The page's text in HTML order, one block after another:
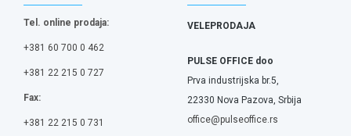
Tel. online prodaja:
+381 60 700 0 462
+381 22 215 0 727
Fax:
+381 22 215 0 731
VELEPRODAJA
PULSE OFFICE doo
Prva industrijska br.5,
22330 Nova Pazova, Srbija
office@pulseoffice.rs